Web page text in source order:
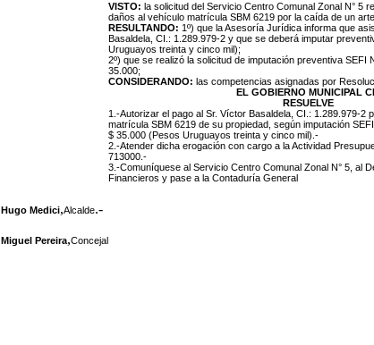
VISTO: la solicitud del Servicio Centro Comunal Zonal N° 5
daños al vehículo matrícula SBM 6219 por la caída de un
RESULTANDO: 1º) que la Asesoría Jurídica informa que
Basaldela, CI.: 1.289.979-2 y que se deberá imputar
Uruguayos treinta y cinco mil);
2º) que se realizó la solicitud de imputación preventiva SEFI
35.000;
CONSIDERANDO: las competencias asignadas por
EL GOBIERNO MUNICIPAL
RESUELVE
1.-Autorizar el pago al Sr. Víctor Basaldela, CI.: 1.289.979-2
matrícula SBM 6219 de su propiedad, según imputación
$ 35.000 (Pesos Uruguayos treinta y cinco mil).-
2.-Atender dicha erogación con cargo a la Actividad
713000.-
3.-Comuníquese al Servicio Centro Comunal Zonal N° 5, al
Financieros y pase a la Contaduría General
Hugo Medici,Alcalde.-
Miguel Pereira,Concejal